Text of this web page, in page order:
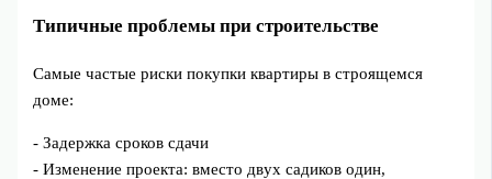
Типичные проблемы при строительстве
Самые частые риски покупки квартиры в строящемся
доме:
- Задержка сроков сдачи
- Изменение проекта: вместо двух садиков один,